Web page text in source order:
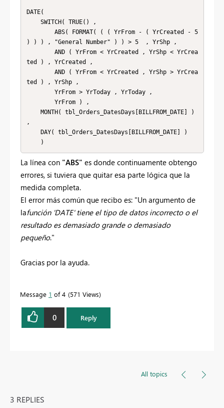
DATE(
) ) ) , "General Number" ) ) > 5  , YrShp ,
ted ) , YrCreated ,
ted ) , YrShp ,
,
    )
La línea con "ABS" es donde continuamente obtengo
errores, si tuviera que quitar esa parte lógica que la
medida completa.
El error más común que recibo es: "Un argumento de
lafunción 'DATE' tiene el tipo de datos incorrecto o el
resultado es demasiado grande o demasiado
pequeño."
Gracias por la ayuda.
Message 1 of 4 571 Views
0 Reply
All topics
3 REPLIES